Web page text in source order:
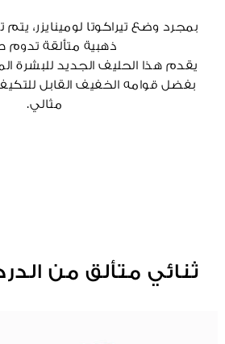
بمجرد وضع تيراكوتا لومينايزر، يتم
ذهبية متألقة تدوم
يقدم هذا الحليف الجديد للبشرة
بفضل قوامه الخفيف القابل
مثالي.
ثنائي متألق من